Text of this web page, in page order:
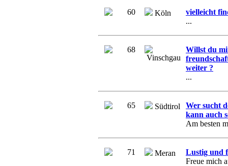
60 Köln
vielleicht
...
68
Vinschgau
Willst du
weiter ?
...
65 Südtirol
Wer sucht
kann auch
Am besten
71 Meran
Lustig und
Freue mich